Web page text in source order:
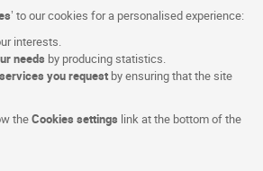
’ to our cookies for a personalised experience:
interests.
needs by producing statistics.
you request by ensuring that the site
theCookies settings link at the bottom of the
Instagram